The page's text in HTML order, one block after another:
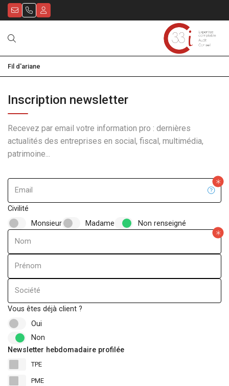
Nos équipes
Immobilier (SCI
Restauration -
Influenceurs –
Comptabilité et
Création
Assistance
Audit
SOLUTIONS
Actualités
Simulateurs
Fil d'ariane
Inscription newsletter
Recevez par email votre information pro : dernières
actualités des entreprises en social, fiscal, multimédia,
patrimoine...
Email
Monsieur Madame Non renseigné
Civilité
Nom
Prénom
Société
Oui
Non
Vous êtes déjà client ?
TPE
PME
Newsletter hebdomadaire profilée